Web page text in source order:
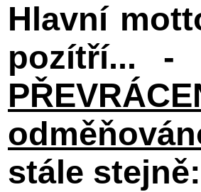
Hlavní
pozítří...
stále stejně: